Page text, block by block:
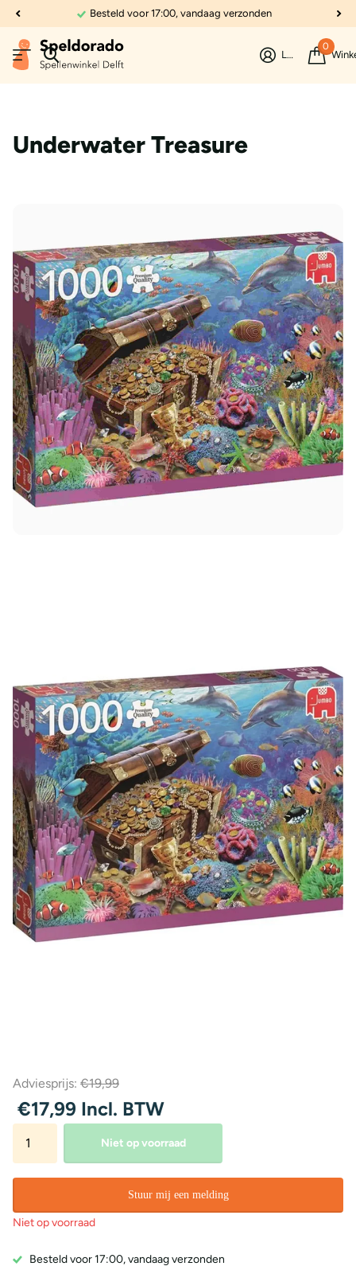
Besteld voor 17:00, vandaag verzonden
Login
0
Underwater Treasure
Adviesprijs: €19,99
€17,99 Incl. BTW
Niet op voorraad
Stuur mij een melding
Niet op voorraad
Besteld voor 17:00, vandaag verzonden